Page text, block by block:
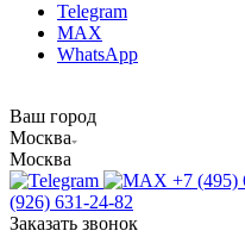
Telegram
MAX
WhatsApp
Ваш город
Москва
Москва
+7 (495)
(926) 631-24-82
Заказать звонок